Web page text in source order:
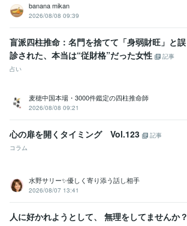
banana mikan
2026/08/08 09:39
盲派四柱推命：名門を捨てて「身弱財旺」と誤
診された、本当は“従財格”だった女性
記事
占い
麦穂中国本場・3000件鑑定の四柱推命師
2026/08/08 09:21
心の扉を開くタイミング Vol.123
記事
コラム
水野サリー✨優しく寄り添う話し相手
2026/08/07 13:41
人に好かれようとして、 無理をしてませんか？